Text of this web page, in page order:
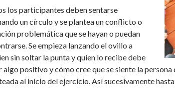
los participantes deben sentarse
un círculo y se plantea un conflicto o
problemática que se hayan o puedan
Se empieza lanzando el ovillo a
sin soltar la punta y quien lo recibe debe
algo positivo y cómo cree que se siente la persona
al inicio del ejercicio. Así sucesivamente